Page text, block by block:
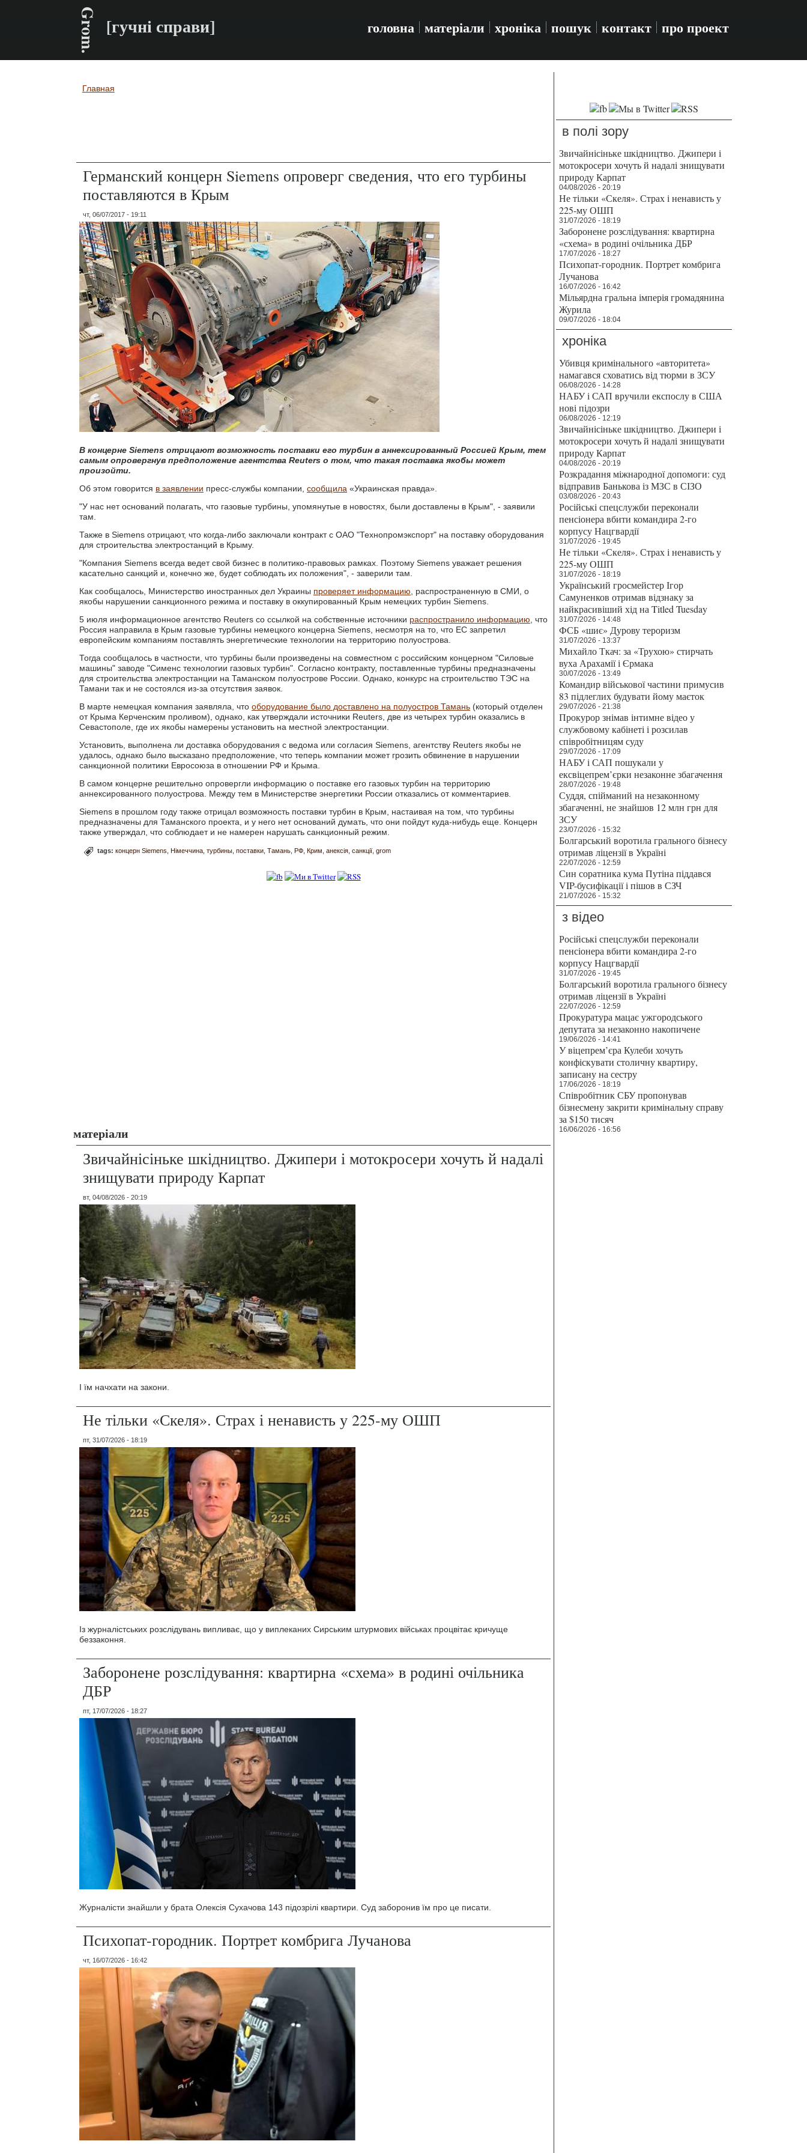
Grom. [гучні справи] головна матеріали хроніка пошук контакт про проект
Вы здесь
Главная
Германский концерн Siemens опроверг сведения, что его турбины
поставляются в Крым
чт, 06/07/2017 - 19:11
В концерне Siemens отрицают возможность поставки его турбин в аннексированный Россией Крым, тем
самым опровергнув предположение агентства Reuters о том, что такая поставка якобы может
произойти.
Об этом говорится в заявлении пресс-службы компании, сообщила «Украинская правда».
"У нас нет оснований полагать, что газовые турбины, упомянутые в новостях, были доставлены в Крым", - заявили
там.
Также в Siemens отрицают, что когда-либо заключали контракт с ОАО "Технопромэкспорт" на поставку оборудования
для строительства электростанций в Крыму.
"Компания Siemens всегда ведет свой бизнес в политико-правовых рамках. Поэтому Siemens уважает решения
касательно санкций и, конечно же, будет соблюдать их положения", - заверили там.
Как сообщалось, Министерство иностранных дел Украины проверяет информацию , распространенную в СМИ, о
якобы нарушении санкционного режима и поставку в оккупированный Крым немецких турбин Siemens.
5 июля информационное агентство Reuters со ссылкой на собственные источники распространило информацию , что
Россия направила в Крым газовые турбины немецкого концерна Siemens, несмотря на то, что ЕС запретил
европейским компаниям поставлять энергетические технологии на территорию полуострова.
Тогда сообщалось в частности, что турбины были произведены на совместном с российским концерном "Силовые
машины" заводе "Сименс технологии газовых турбин". Согласно контракту, поставленные турбины предназначены
для строительства электростанции на Таманском полуострове России. Однако, конкурс на строительство ТЭС на
Тамани так и не состоялся из-за отсутствия заявок.
В марте немецкая компания заявляла, что оборудование было доставлено на полуостров Тамань (который отделен
от Крыма Керченским проливом), однако, как утверждали источники Reuters, две из четырех турбин оказались в
Севастополе, где их якобы намерены установить на местной электростанции.
Установить, выполнена ли доставка оборудования с ведома или согласия Siemens, агентству Reuters якобы не
удалось, однако было высказано предположение, что теперь компании может грозить обвинение в нарушении
санкционной политики Евросоюза в отношении РФ и Крыма.
В самом концерне решительно опровергли информацию о поставке его газовых турбин на территорию
аннексированного полуострова. Между тем в Министерстве энергетики России отказались от комментариев.
Siemens в прошлом году также отрицал возможность поставки турбин в Крым, настаивая на том, что турбины
предназначены для Таманского проекта, и у него нет оснований думать, что они пойдут куда-нибудь еще. Концерн
также утверждал, что соблюдает и не намерен нарушать санкционный режим.
tags: концерн Siemens Німеччина турбины поставки Тамань РФ Крим анексія санкції grom
матеріали
Звичайнісіньке шкідництво. Джипери і мотокросери хочуть й надалі
знищувати природу Карпат
вт, 04/08/2026 - 20:19
І їм начхати на закони.
Не тільки «Скеля». Страх і ненависть у 225-му ОШП
пт, 31/07/2026 - 18:19
Із журналістських розслідувань випливає, що у виплеканих Сирським штурмових військах процвітає кричуще
беззаконня.
Заборонене розслідування: квартирна «схема» в родині очільника
ДБР
пт, 17/07/2026 - 18:27
Журналісти знайшли у брата Олексія Сухачова 143 підозрілі квартири. Суд заборонив їм про це писати.
Психопат-городник. Портрет комбрига Лучанова
чт, 16/07/2026 - 16:42
в полі зору
Звичайнісіньке шкідництво. Джипери і
мотокросери хочуть й надалі знищувати
природу Карпат
04/08/2026 - 20:19
Не тільки «Скеля». Страх і ненависть у
225-му ОШП
31/07/2026 - 18:19
Заборонене розслідування: квартирна
«схема» в родині очільника ДБР
17/07/2026 - 18:27
Психопат-городник. Портрет комбрига
Лучанова
16/07/2026 - 16:42
Мільярдна гральна імперія громадянина
Журила
09/07/2026 - 18:04
хроніка
Убивця кримінального «авторитета»
намагався сховатись від тюрми в ЗСУ
06/08/2026 - 14:28
НАБУ і САП вручили експослу в США
нові підозри
06/08/2026 - 12:19
Звичайнісіньке шкідництво. Джипери і
мотокросери хочуть й надалі знищувати
природу Карпат
04/08/2026 - 20:19
Розкрадання міжнародної допомоги: суд
відправив Банькова із МЗС в СІЗО
03/08/2026 - 20:43
Російські спецслужби переконали
пенсіонера вбити командира 2-го
корпусу Нацгвардії
31/07/2026 - 19:45
Не тільки «Скеля». Страх і ненависть у
225-му ОШП
31/07/2026 - 18:19
Український гросмейстер Ігор
Самуненков отримав відзнаку за
найкрасивіший хід на Titled Tuesday
31/07/2026 - 14:48
ФСБ «шиє» Дурову тероризм
31/07/2026 - 13:37
Михайло Ткач: за «Трухою» стирчать
вуха Арахамії і Єрмака
30/07/2026 - 13:49
Командир військової частини примусив
83 підлеглих будувати йому маєток
29/07/2026 - 21:38
Прокурор знімав інтимне відео у
службовому кабінеті і розсилав
співробітницям суду
29/07/2026 - 17:09
НАБУ і САП пошукали у
ексвіцепрем’єрки незаконне збагачення
28/07/2026 - 19:48
Суддя, спійманий на незаконному
збагаченні, не знайшов 12 млн грн для
ЗСУ
23/07/2026 - 15:32
Болгарський воротила грального бізнесу
отримав ліцензії в Україні
22/07/2026 - 12:59
Син соратника кума Путіна піддався
VIP-бусифікації і пішов в СЗЧ
21/07/2026 - 15:32
з відео
Російські спецслужби переконали
пенсіонера вбити командира 2-го
корпусу Нацгвардії
31/07/2026 - 19:45
Болгарський воротила грального бізнесу
отримав ліцензії в Україні
22/07/2026 - 12:59
Прокуратура мацає ужгородського
депутата за незаконно накопичене
19/06/2026 - 14:41
У віцепрем’єра Кулеби хочуть
конфіскувати столичну квартиру,
записану на сестру
17/06/2026 - 18:19
Співробітник СБУ пропонував
бізнесмену закрити кримінальну справу
за $150 тисяч
16/06/2026 - 16:56